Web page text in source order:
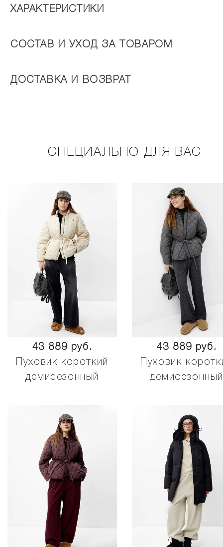
ХАРАКТЕРИСТИКИ
СОСТАВ И УХОД ЗА ТОВАРОМ
ДОСТАВКА И ВОЗВРАТ
СПЕЦИАЛЬНО ДЛЯ ВАС
43 889 руб.
Пуховик короткий
демисезонный
43 889 руб.
Пуховик